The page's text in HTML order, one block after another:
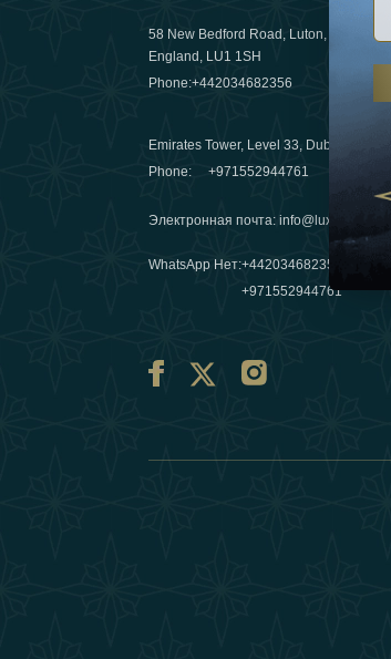
58 New Bedford Road, Luton,
England, LU1 1SH
Phone:+442034682356
Emirates Tower, Level 33, Dubai, UAE
Phone:+971552944761
Электронная почта:info@luxafar.com
WhatsApp Нет:+442034682356
+971552944761